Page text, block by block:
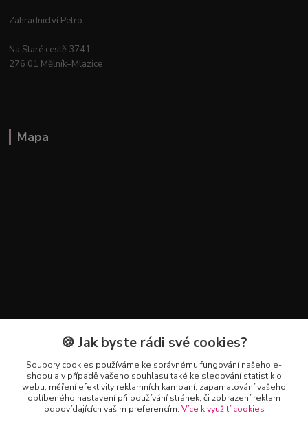
Zahradnictví Petro
Na Staré cestě 3741
276 01 Mělník–Mlazice
Mapa
Kontakty
+420 602 223 614
info@zahradnictvipetro.cz
🍪 Jak byste rádi své cookies?
Soubory cookies používáme ke správnému fungování našeho e-
shopu a v případě vašeho souhlasu také ke sledování statistik o
webu, měření efektivity reklamních kampaní, zapamatování vašeho
oblíbeného nastavení při používání stránek, či zobrazení reklam
odpovídajících vašim preferencím. Více k využití cookies